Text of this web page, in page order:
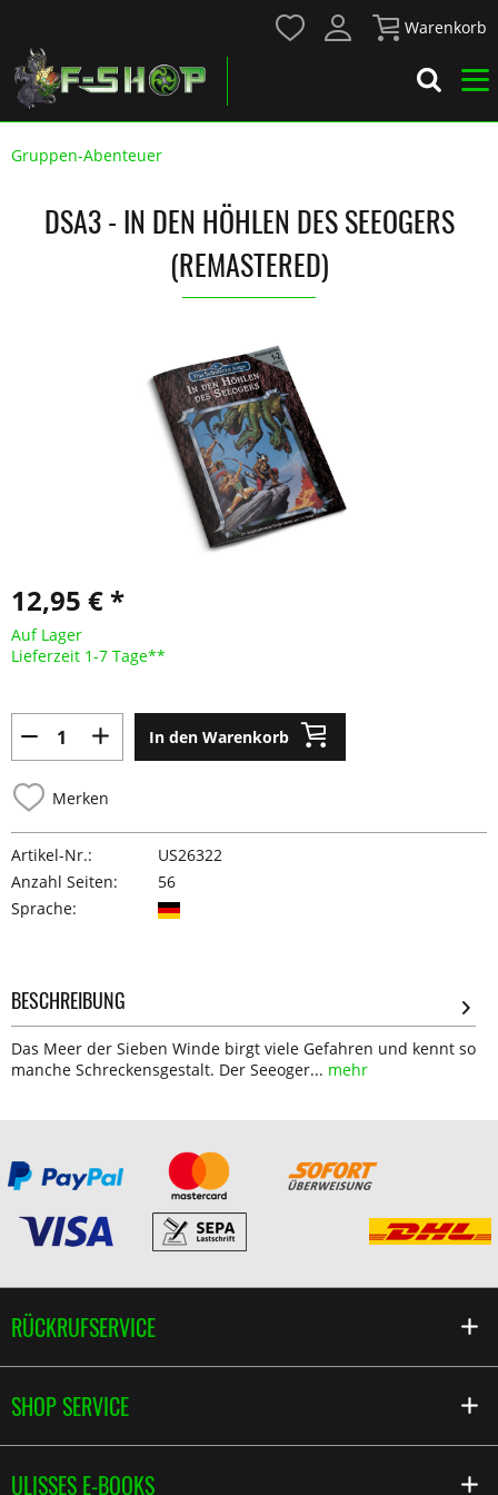
Warenkorb
Gruppen-Abenteuer
DSA3 - IN DEN HÖHLEN DES SEEOGERS
(REMASTERED)
12,95 € *
Auf Lager
Lieferzeit 1-7 Tage**
In den Warenkorb
Merken
Artikel-Nr.:
US26322
Anzahl Seiten:
56
Sprache:
BESCHREIBUNG
Das Meer der Sieben Winde birgt viele Gefahren und kennt so
manche Schreckensgestalt. Der Seeoger... mehr
RÜCKRUFSERVICE
SHOP SERVICE
ULISSES E-BOOKS